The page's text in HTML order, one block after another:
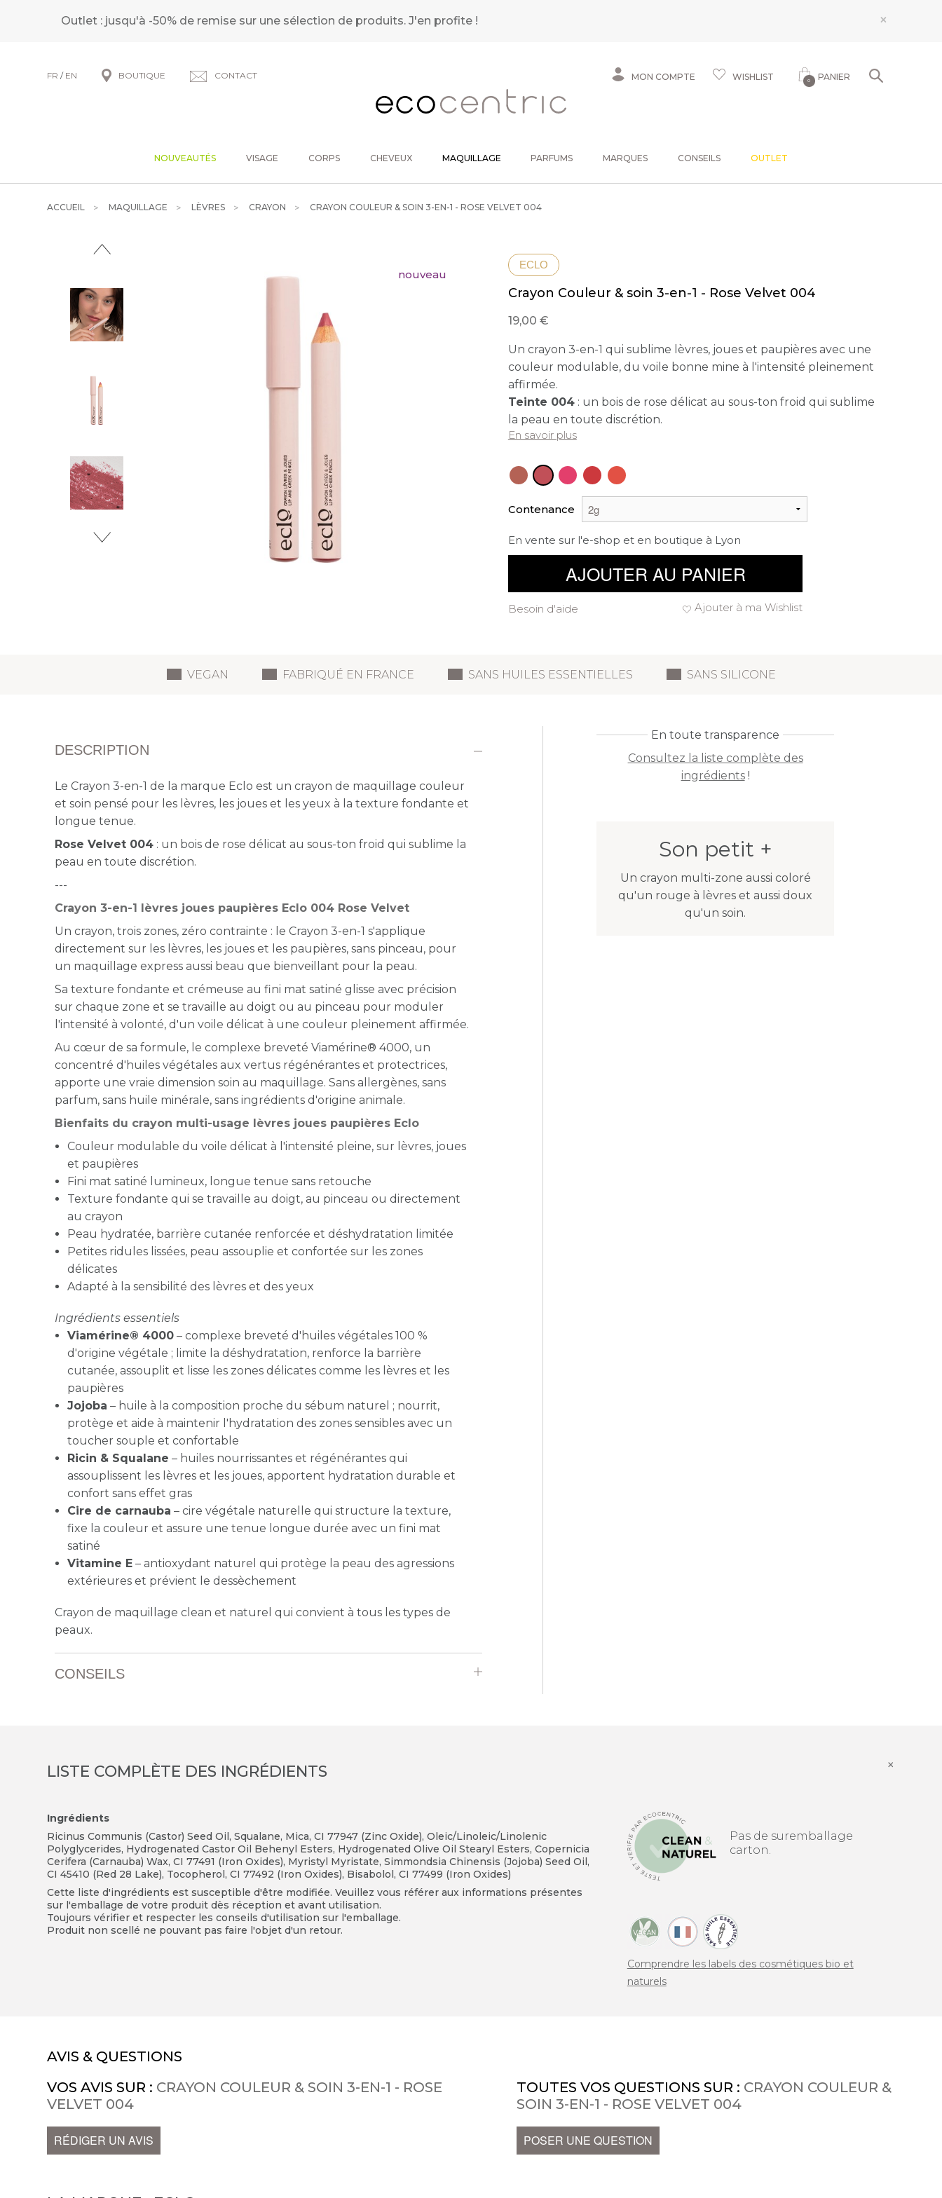
Outlet : jusqu'à -50% de remise sur une sélection de produits.J'en profite ! ×
FR / EN BOUTIQUE CONTACT MON COMPTE WISHLIST 0 PANIER
NOUVEAUTÉS VISAGE CORPS CHEVEUX MAQUILLAGE PARFUMS MARQUES CONSEILS OUTLET
ACCUEIL MAQUILLAGE LÈVRES CRAYON CRAYON COULEUR & SOIN 3-EN-1 - ROSE VELVET 004
nouveau
ECLO
Crayon Couleur & soin 3-en-1 - Rose Velvet 004
19,00
Un crayon 3-en-1 qui sublime lèvres, joues et paupières avec une
couleur modulable, du voile bonne mine à l'intensité pleinement
affirmée.
Teinte 004: un bois de rose délicat au sous-ton froid qui sublime
la peau en toute discrétion.
En savoir plus
Contenance
En vente sur l'e-shop et en boutique à Lyon
AJOUTER AU PANIER
Ajouter à ma Wishlist
Besoin d'aide
VEGAN FABRIQUÉ EN FRANCE SANS HUILES ESSENTIELLES SANS SILICONE
DESCRIPTION
Le Crayon 3-en-1 de la marque Eclo est un crayon de maquillage couleur
et soin pensé pour les lèvres, les joues et les yeux à la texture fondante et
longue tenue.
Rose Velvet 004 : un bois de rose délicat au sous-ton froid qui sublime la
peau en toute discrétion.
---
Crayon 3-en-1 lèvres joues paupières Eclo 004 Rose Velvet
Un crayon, trois zones, zéro contrainte : le Crayon 3-en-1 s'applique
directement sur les lèvres, les joues et les paupières, sans pinceau, pour
un maquillage express aussi beau que bienveillant pour la peau.
Sa texture fondante et crémeuse au fini mat satiné glisse avec précision
sur chaque zone et se travaille au doigt ou au pinceau pour moduler
l'intensité à volonté, d'un voile délicat à une couleur pleinement affirmée.
Au cœur de sa formule, le complexe breveté Viamérine® 4000, un
concentré d'huiles végétales aux vertus régénérantes et protectrices,
apporte une vraie dimension soin au maquillage. Sans allergènes, sans
parfum, sans huile minérale, sans ingrédients d'origine animale.
Bienfaits du crayon multi-usage lèvres joues paupières Eclo
Couleur modulable du voile délicat à l'intensité pleine, sur lèvres, joues
et paupières
Fini mat satiné lumineux, longue tenue sans retouche
Texture fondante qui se travaille au doigt, au pinceau ou directement
au crayon
Peau hydratée, barrière cutanée renforcée et déshydratation limitée
Petites ridules lissées, peau assouplie et confortée sur les zones
délicates
Adapté à la sensibilité des lèvres et des yeux
Ingrédients essentiels
Viamérine® 4000– complexe breveté d'huiles végétales 100 %
d'origine végétale ; limite la déshydratation, renforce la barrière
cutanée, assouplit et lisse les zones délicates comme les lèvres et les
paupières
Jojoba – huile à la composition proche du sébum naturel ; nourrit,
protège et aide à maintenir l'hydratation des zones sensibles avec un
toucher souple et confortable
Ricin & Squalane – huiles nourrissantes et régénérantes qui
assouplissent les lèvres et les joues, apportent hydratation durable et
confort sans effet gras
Cire de carnauba – cire végétale naturelle qui structure la texture,
fixe la couleur et assure une tenue longue durée avec un fini mat
satiné
Vitamine E– antioxydant naturel qui protège la peau des agressions
extérieures et prévient le dessèchement
Crayon de maquillage clean et naturel qui convient à tous les types de
peaux.
CONSEILS
En toute transparence
Consultez la liste complète des
ingrédients!
Son petit +
Un crayon multi-zone aussi coloré
qu'un rouge à lèvres et aussi doux
qu'un soin.
LISTE COMPLÈTE DES INGRÉDIENTS ×
Ingrédients
Ricinus Communis (Castor) Seed Oil, Squalane, Mica, CI 77947 (Zinc Oxide), Oleic/Linoleic/Linolenic
Polyglycerides, Hydrogenated Castor Oil Behenyl Esters, Hydrogenated Olive Oil Stearyl Esters, Copernicia
Cerifera (Carnauba) Wax, CI 77491 (Iron Oxides), Myristyl Myristate, Simmondsia Chinensis (Jojoba) Seed Oil,
CI 45410 (Red 28 Lake), Tocopherol, CI 77492 (Iron Oxides), Bisabolol, CI 77499 (Iron Oxides)
Cette liste d'ingrédients est susceptible d'être modifiée. Veuillez vous référer aux informations présentes
sur l'emballage de votre produit dès réception et avant utilisation.
Toujours vérifier et respecter les conseils d'utilisation sur l'emballage.
Produit non scellé ne pouvant pas faire l'objet d'un retour.
Pas de suremballage
carton.
Comprendre les labels des cosmétiques bio et
naturels
AVIS & QUESTIONS
VOS AVIS SUR : CRAYON COULEUR & SOIN 3-EN-1 - ROSE
VELVET 004
RÉDIGER UN AVIS
TOUTES VOS QUESTIONS SUR : CRAYON COULEUR &
SOIN 3-EN-1 - ROSE VELVET 004
POSER UNE QUESTION